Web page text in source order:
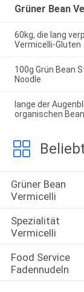
Grüner Bean
60kg, die lang
Vermicelli-Gluten
100g Grün Bean
Noodle
lange der
organischen
Grüner Bean
Vermicelli
Spezialität
Vermicelli
Food Service
Fadennudeln